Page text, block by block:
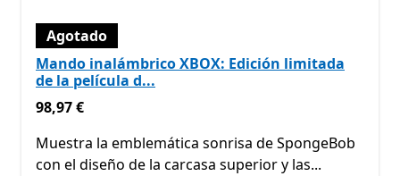
Agotado
Mando inalámbrico XBOX: Edición limitada
de la película d...
98,97 €
98,97 €
Muestra la emblemática sonrisa de SpongeBob
con el diseño de la carcasa superior y las...